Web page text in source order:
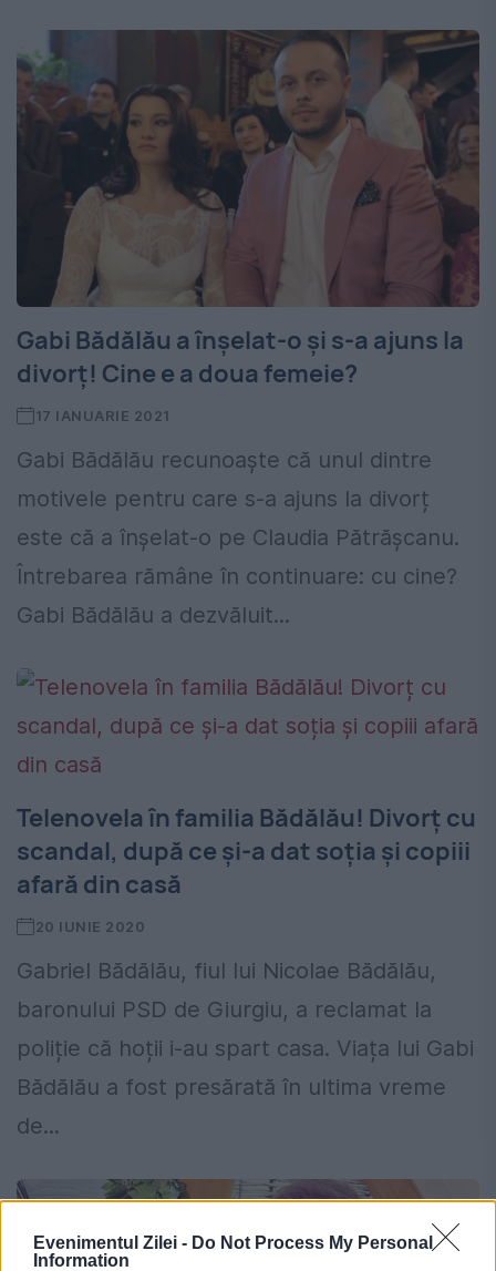
Evenimentul Zilei - Do Not Process My Personal
Information
Gabi Bădălău a înșelat-o și s-a ajuns la
divorț! Cine e a doua femeie?
17 IANUARIE 2021
Gabi Bădălău recunoaște că unul dintre
motivele pentru care s-a ajuns la divorț
este că a înșelat-o pe Claudia Pătrășcanu.
Întrebarea rămâne în continuare: cu cine?
Gabi Bădălău a dezvăluit...
Telenovela în familia Bădălău! Divorț cu
scandal, după ce și-a dat soția și copiii
afară din casă
20 IUNIE 2020
Gabriel Bădălău, fiul lui Nicolae Bădălău,
baronului PSD de Giurgiu, a reclamat la
poliție că hoții i-au spart casa. Viața lui Gabi
Bădălău a fost presărată în ultima vreme
de...